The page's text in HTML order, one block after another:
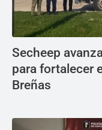
Secheep
para fortalecer
Breñas